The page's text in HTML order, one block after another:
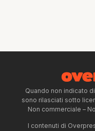
Quando non indicato
sono rilasciati sotto
Non commerciale –
I contenuti di